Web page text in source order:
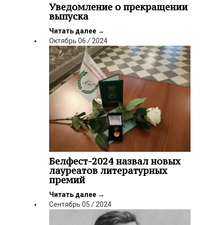
Уведомление о прекращении
выпуска
Читать далее →
Октябрь 06 / 2024
Белфест-2024 назвал новых
лауреатов литературных
премий
Читать далее →
Сентябрь 05 / 2024